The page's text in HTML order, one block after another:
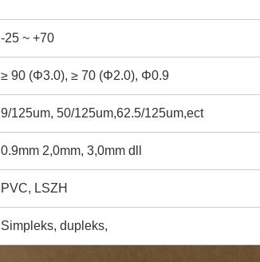
-25 ~ +70
≥ 90 (Φ3.0), ≥ 70 (Φ2.0), Φ0.9
9/125um, 50/125um,62.5/125um,ect
0.9mm 2,0mm, 3,0mm dll
PVC, LSZH
Simpleks, dupleks,